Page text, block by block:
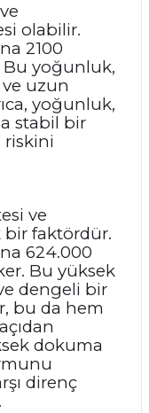
olabilir.
2100
Bu yoğunluk,
ve uzun
yoğunluk,
stabil bir
riskini
ve
bir faktördür.
624.000
Bu yüksek
ve dengeli bir
bu da hem
dokuma
direnç